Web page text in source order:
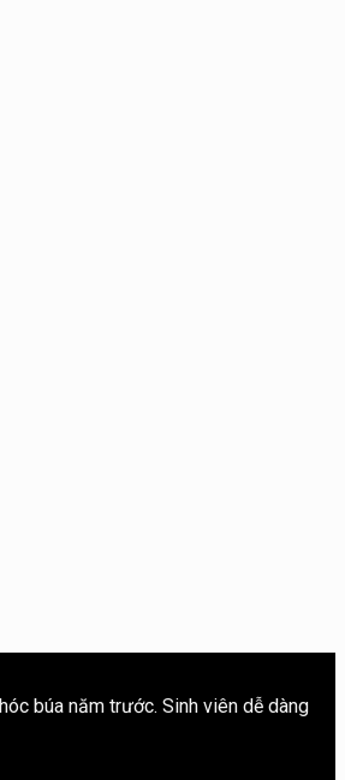
búa năm trước. Sinh viên dễ dàng